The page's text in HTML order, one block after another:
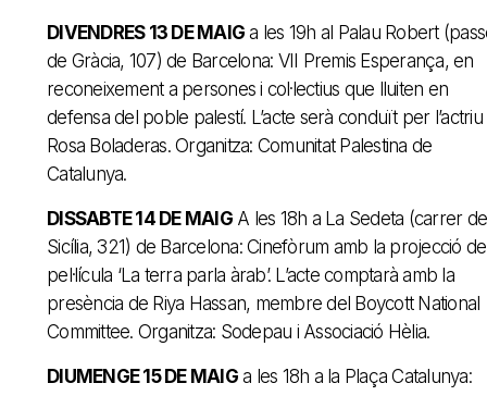
DIVENDRES 13 DE MAIG a les 19h al Palau Robert
de Gràcia, 107) de Barcelona: VII Premis Esperança, en
reconeixement a persones i col·lectius que lluiten en
defensa del poble palestí. L’acte serà conduït per l’actriu
Rosa Boladeras. Organitza: Comunitat Palestina de
Catalunya.
DISSABTE 14 DE MAIGA les 18h a La Sedeta (carrer de
Sicília, 321) de Barcelona: Cinefòrum amb la projecció
pel·lícula ‘La terra parla àrab’. L’acte comptarà amb la
presència de Riya Hassan, membre del Boycott National
Committee. Organitza: Sodepau i Associació Hèlia.
DIUMENGE 15 DE MAIGa les 18h a la Plaça Catalunya: